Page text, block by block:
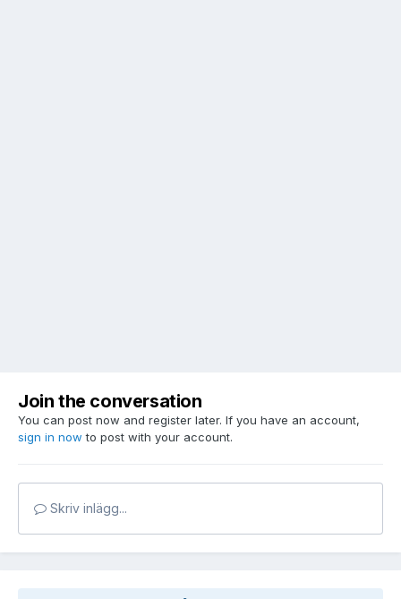
Join the conversation
You can post now and register later. If you have an account,
sign in now to post with your account.
Skriv inlägg...